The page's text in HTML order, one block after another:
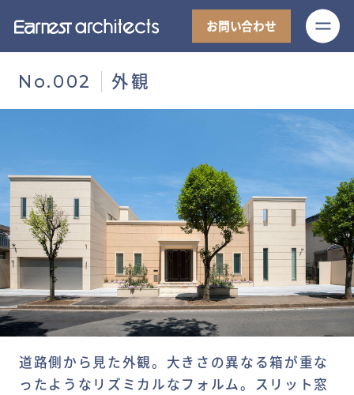
お問い合わせ
No.002 外観
道路側から見た外観。大きさの異なる箱が重な
ったようなリズミカルなフォルム。スリット窓